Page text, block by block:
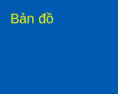
Bản đồ